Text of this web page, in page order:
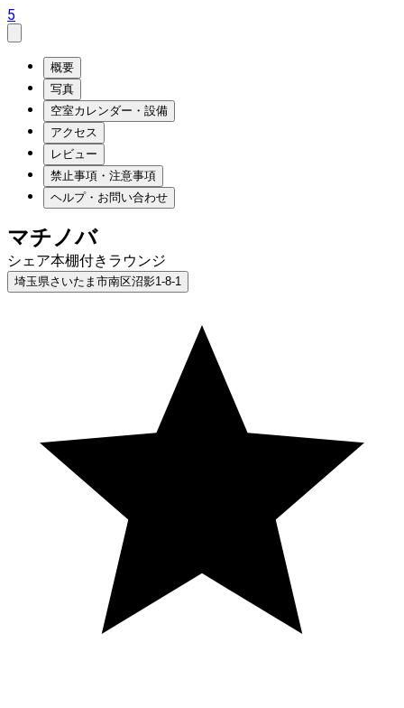
5
概要
写真
空室カレンダー・設備
アクセス
レビュー
禁止事項・注意事項
ヘルプ・お問い合わせ
マチノバ
シェア本棚付きラウンジ
埼玉県さいたま市南区沼影1-8-1